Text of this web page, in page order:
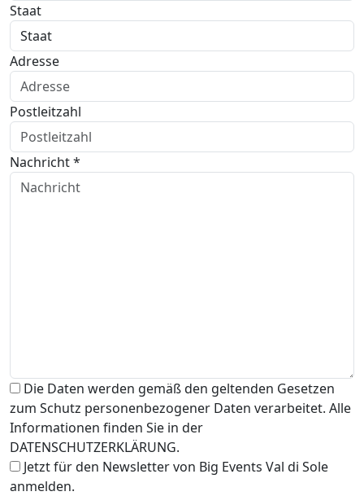
Staat
Adresse
Postleitzahl
Nachricht *
Die Daten werden gemäß den geltenden Gesetzen
zum Schutz personenbezogener Daten verarbeitet. Alle
Informationen finden Sie in der
DATENSCHUTZERKLÄRUNG.
Jetzt für den Newsletter von Big Events Val di Sole
anmelden.